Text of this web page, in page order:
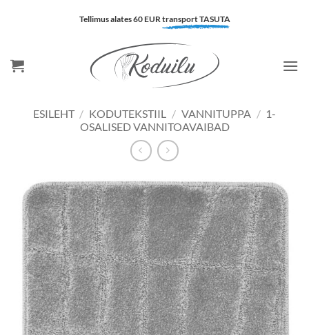
Tellimus alates 60 EUR transport TASUTA
ESILEHT / KODUTEKSTIIL / VANNITUPPA / 1-
OSALISED VANNITOAVAIBAD